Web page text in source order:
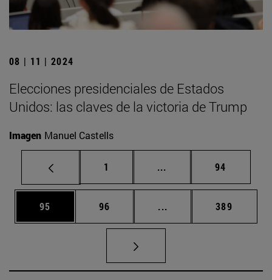
08 | 11 | 2024
Elecciones presidenciales de Estados
Unidos: las claves de la victoria de Trump
Imagen Manuel Castells
Página
1 ... Páginas intermedias
Página
94
Página
95 Página
96 ... Páginas intermedias
Página
389